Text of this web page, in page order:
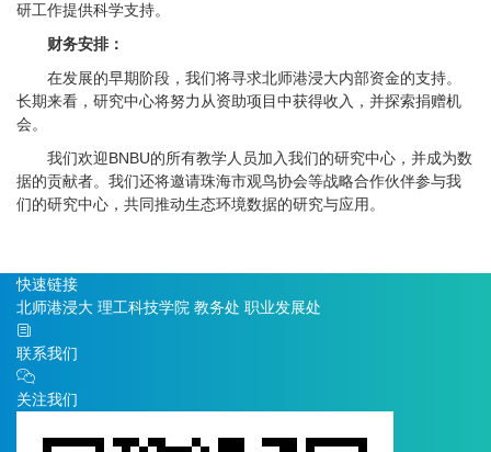
研工作提供科学支持。
财务安排：
在发展的早期阶段，我们将寻求北师港浸大内部资金的支持。
长期来看，研究中心将努力从资助项目中获得收入，并探索捐赠机
会。
我们欢迎BNBU的所有教学人员加入我们的研究中心，并成为数
据的贡献者。我们还将邀请珠海市观鸟协会等战略合作伙伴参与我
们的研究中心，共同推动生态环境数据的研究与应用。
快速链接
北师港浸大 理工科技学院 教务处 职业发展处
联系我们
关注我们